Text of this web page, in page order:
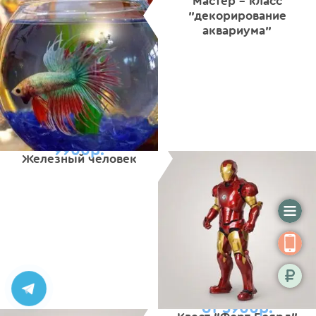
"декорирование
аквариума"
Железный человек
9900р.
от 5900р.